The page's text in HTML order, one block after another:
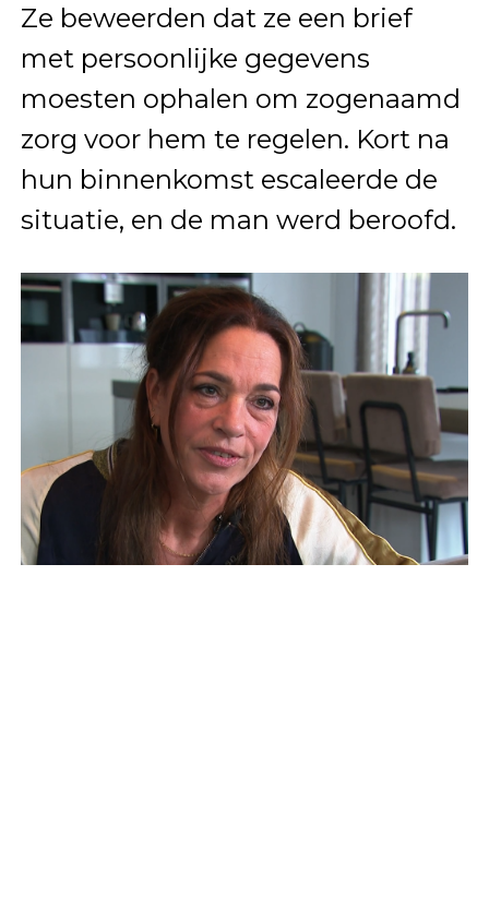
Ze beweerden dat ze een brief
met persoonlijke gegevens
moesten ophalen om zogenaamd
zorg voor hem te regelen. Kort na
hun binnenkomst escaleerde de
situatie, en de man werd beroofd.